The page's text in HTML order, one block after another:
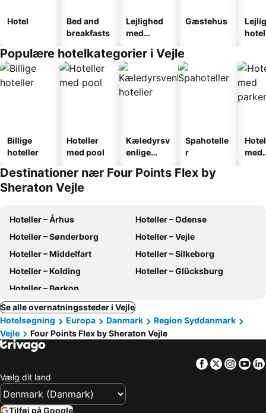
Hotel
Bed and
breakfasts
Lejlighed
med
Gæstehus
hotel
Populære hotelkategorier i Vejle
Billige
hoteller
Hoteller
med pool
Kæledyrsv
enlige
Spahotelle
r
med
Destinationer nær Four Points Flex by
Sheraton Vejle
Hoteller – Århus
Hoteller – Odense
Hoteller – Sønderborg
Hoteller – Vejle
Hoteller – Middelfart
Hoteller – Silkeborg
Hoteller – Kolding
Hoteller – Glücksburg
Hoteller – Børkop
Se alle overnatningssteder i Vejle
Hotelsøgning
Europa Danmark
Region Syddanmark
Vejle
Four Points Flex by Sheraton Vejle
Facebook
Twitter
Vælg dit land
Tilføj på Google